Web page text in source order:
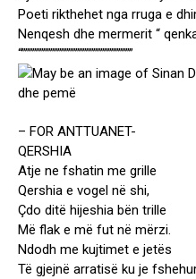
Poeti rikthehet nga rruga e
Nenqesh dhe mermerit “
“”””””””””””””””””””””””””””””””
– FOR ANTTUANET-
QERSHIA
Atje ne fshatin me grille
Qershia e vogel në shi,
Çdo ditë hijeshia bën trille
Më flak e më fut në mërzi.
Ndodh me kujtimet e jetës
Të gjejnë arratisë ku je